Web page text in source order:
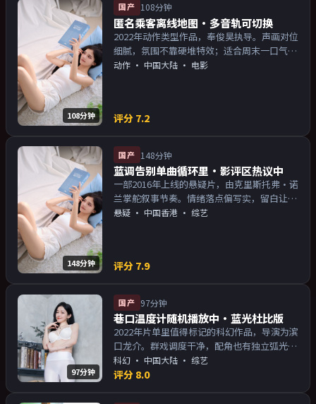
108分钟
国产 108分钟
匿名乘客离线地图·多音轨可切换
2022年动作类型作品，奉俊昊执导。声画对位
细腻，氛围不靠硬堆特效；适合周末一口气追
完。主演以演技派为主，适合喜欢强叙事与人
动作 · 中国大陆 · 电影
评分 7.2
148分钟
国产 148分钟
蓝调告别单曲循环里·影评区热议中
一部2016年上线的悬疑片，由克里斯托弗·诺
兰掌舵叙事节奏。情绪落点偏写实，留白让人
回味；片尾余韵足，讨论空间大。主演以演技
悬疑 · 中国香港 · 综艺
评分 7.9
97分钟
国产 97分钟
巷口温度计随机播放中·蓝光杜比版
2022年片单里值得标记的科幻作品，导演为滨
口龙介。群戏调度干净，配角也有独立弧光；
配乐与画面气质统一。主演以演技派为主，适
合喜欢强叙事与人物关系的观众加入片单。
科幻 · 中国大陆 · 综艺
评分 8.0